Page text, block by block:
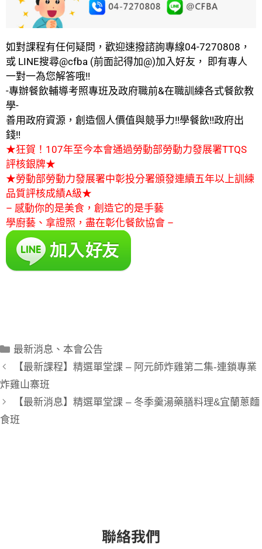
如對課程有任何疑問，歡迎速撥諮詢專線04-7270808，
或 LINE搜尋@cfba (前面記得加@)加入好友， 即有專人
一對一為您解答哦!!
-專辦餐飲輔導考照專班及政府職前&在職訓練各式餐飲教
學-
善用政府資源，創造個人價值與競爭力!!學餐飲!!政府出
錢!!
★狂賀！107年至今本會通過勞動部勞動力發展署TTQS
評核銀牌★
★勞動部勞動力發展署中彰投分署頒發連續五年以上訓練
品質評核成績A級★
– 感動你的是美食，創造它的是手藝
學廚藝、拿證照，盡在彰化餐飲協會 –
最新消息 、 本會公告
【最新課程】精選單堂課 – 阿元師炸雞第二集-連鎖專業
炸雞山寨班
【最新消息】精選單堂課 – 冬季羹湯藥膳料理&宜蘭蔥麵
食班
聯絡我們